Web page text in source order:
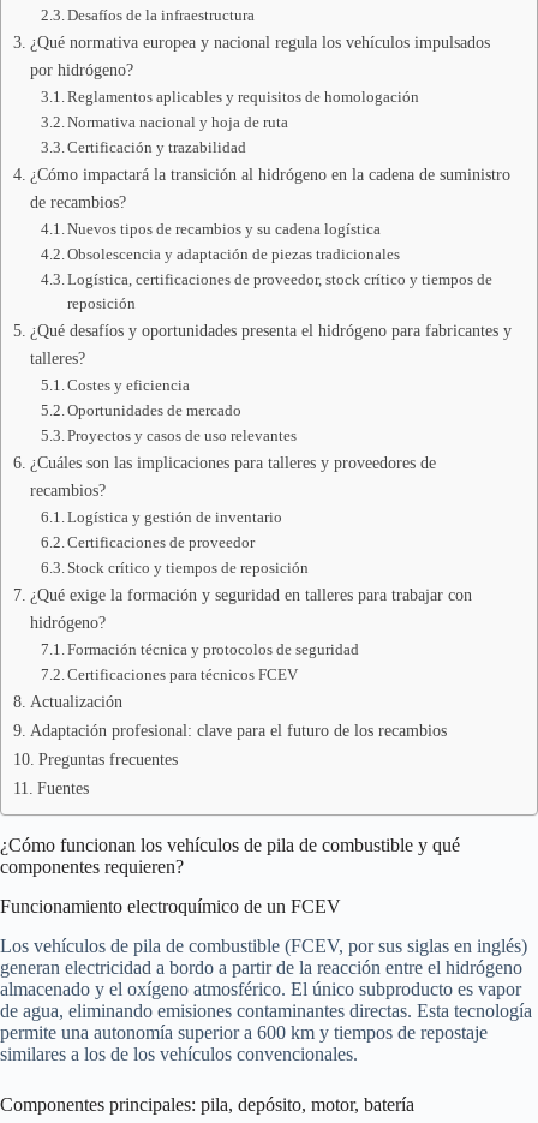
Desafíos de la infraestructura
¿Qué normativa europea y nacional regula los vehículos impulsados
por hidrógeno?
Reglamentos aplicables y requisitos de homologación
Normativa nacional y hoja de ruta
Certificación y trazabilidad
¿Cómo impactará la transición al hidrógeno en la cadena de suministro
de recambios?
Nuevos tipos de recambios y su cadena logística
Obsolescencia y adaptación de piezas tradicionales
Logística, certificaciones de proveedor, stock crítico y tiempos de
reposición
¿Qué desafíos y oportunidades presenta el hidrógeno para fabricantes y
talleres?
Costes y eficiencia
Oportunidades de mercado
Proyectos y casos de uso relevantes
¿Cuáles son las implicaciones para talleres y proveedores de
recambios?
Logística y gestión de inventario
Certificaciones de proveedor
Stock crítico y tiempos de reposición
¿Qué exige la formación y seguridad en talleres para trabajar con
hidrógeno?
Formación técnica y protocolos de seguridad
Certificaciones para técnicos FCEV
Actualización
Adaptación profesional: clave para el futuro de los recambios
Preguntas frecuentes
Fuentes
¿Cómo funcionan los vehículos de pila de combustible y qué
componentes requieren?
Funcionamiento electroquímico de un FCEV
Los vehículos de pila de combustible (FCEV, por sus siglas en inglés)
generan electricidad a bordo a partir de la reacción entre el hidrógeno
almacenado y el oxígeno atmosférico. El único subproducto es vapor
de agua, eliminando emisiones contaminantes directas. Esta tecnología
permite una autonomía superior a 600 km y tiempos de repostaje
similares a los de los vehículos convencionales.
Componentes principales: pila, depósito, motor, batería